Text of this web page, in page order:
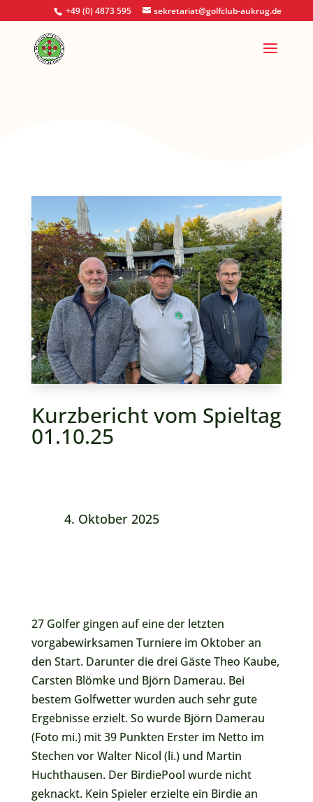
+49 (0) 4873 595 sekretariat@golfclub-aukrug.de
Kurzbericht vom Spieltag
01.10.25
4. Oktober 2025
27 Golfer gingen auf eine der letzten
vorgabewirksamen Turniere im Oktober an
den Start. Darunter die drei Gäste Theo Kaube,
Carsten Blömke und Björn Damerau. Bei
bestem Golfwetter wurden auch sehr gute
Ergebnisse erzielt. So wurde Björn Damerau
(Foto mi.) mit 39 Punkten Erster im Netto im
Stechen vor Walter Nicol (li.) und Martin
Huchthausen. Der BirdiePool wurde nicht
geknackt. Kein Spieler erzielte ein Birdie an